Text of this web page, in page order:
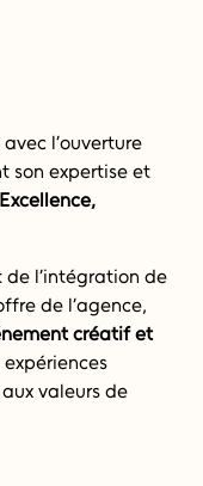
l’ouverture
son expertise et
l’intégration de
de l’agence,
créatif et
valeurs de